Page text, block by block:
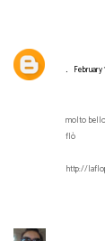
. February
molto
flò
http://